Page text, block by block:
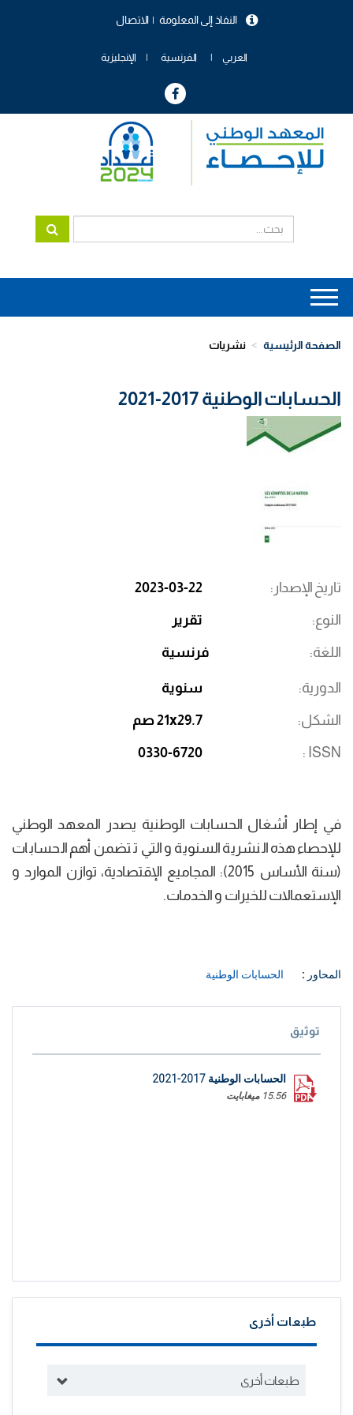
الاتصال النفاذ إلى المعلومة
العربي الفرنسية الإنجليزية
Main
navigation
الصفحة الرئيسية نشريات
الحسابات الوطنية 2017-2021
تاريخ الإصدار 2023-03-22
النوع تقرير
اللغة فرنسية
الدورية سنوية
الشكل 21x29.7 صم
ISSN
0330-6720
في إطار أشغال الحسابات الوطنية يصدر المعهد الوطني
للإحصاء هذه النشرية السنوية و التي تتضمن أهم الحسابات
(سنة الأساس 2015): المجاميع الإقتصادية، توازن الموارد و
الإستعمالات للخيرات و الخدمات.
المحاور : الحسابات الوطنية
توثيق
الحسابات الوطنية 2017-2021
15.56 ميغابايت
طبعات أخرى
طبعات أخرى